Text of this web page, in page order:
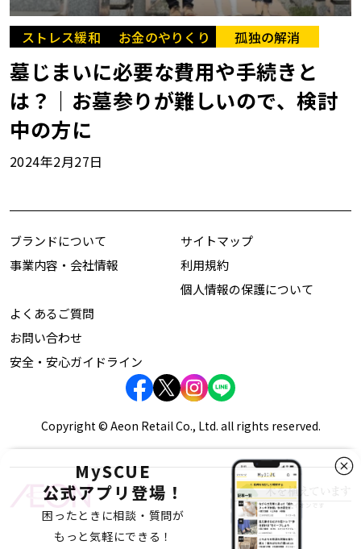
ストレス緩和 お金のやりくり 孤独の解消
墓じまいに必要な費用や手続きと
は？｜お墓参りが難しいので、検討
中の方に
2024年2月27日
MySCUE
公式アプリ登場！
困ったときに相談・質問が
もっと気軽にできる！
ブランドについて
事業内容・会社情報
サイトマップ
利用規約
個人情報の保護について
よくあるご質問
お問い合わせ
安全・安心ガイドライン
Copyright © Aeon Retail Co., Ltd. all rights reserved.